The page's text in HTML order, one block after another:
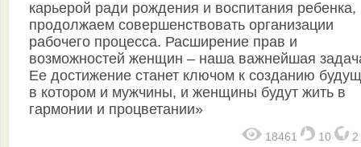
карьерой ради рождения и воспитания
продолжаем совершенствовать организации
рабочего процесса. Расширение прав и
возможностей женщин – наша важнейшая
Ее достижение станет ключом к созданию
в котором и мужчины, и женщины будут жить в
гармонии и процветании»
18461 10 2